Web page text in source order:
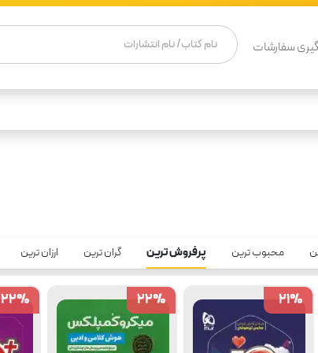
سفارشات
محبوب ترین پرفروش ترین گران ترین ارزان ترین
21%
21%
22%
22%
22%
22%